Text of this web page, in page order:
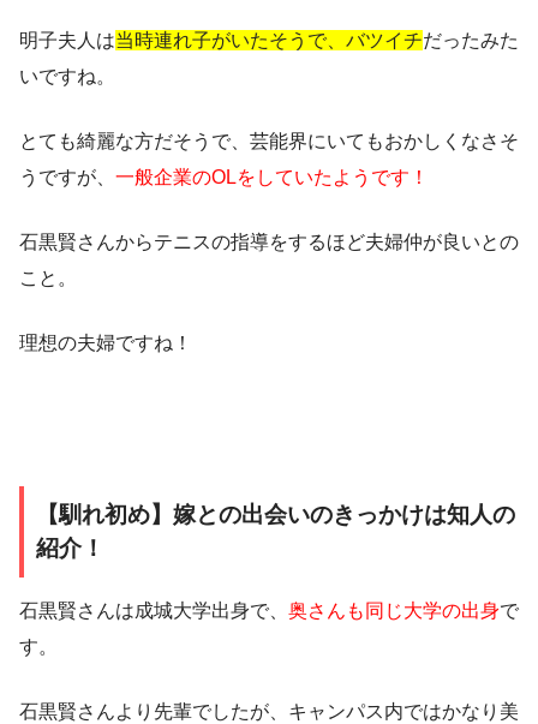
明子夫人は当時連れ子がいたそうで、バツイチだったみた
いですね。
とても綺麗な方だそうで、芸能界にいてもおかしくなさそ
うですが、 一般企業のOLをしていたようです！
石黒賢さんからテニスの指導をするほど夫婦仲が良いとの
こと。
理想の夫婦ですね！
【馴れ初め】嫁との出会いのきっかけは知人の
紹介！
石黒賢さんは成城大学出身で、 奥さんも同じ大学の出身で
す。
石黒賢さんより先輩でしたが、キャンパス内ではかなり美